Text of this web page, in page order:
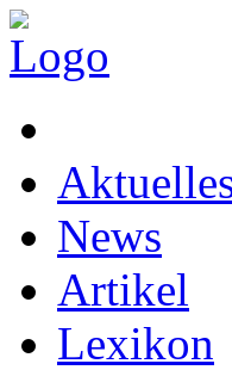
News
Artikel
Lexikon